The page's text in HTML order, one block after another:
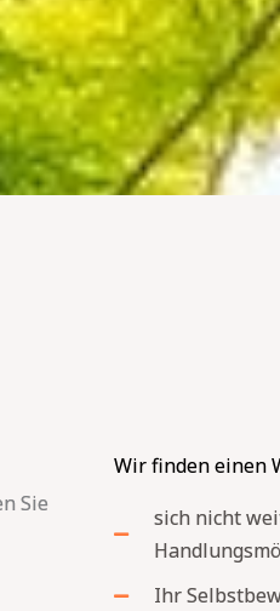
Sie
Wir finden einen
sich nicht
Ihr